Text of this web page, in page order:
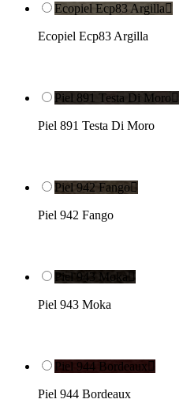
Ecopiel Ecp83 Argilla
Ecopiel Ecp83 Argilla
Piel 891 Testa Di Moro
Piel 891 Testa Di Moro
Piel 942 Fango
Piel 942 Fango
Piel 943 Moka
Piel 943 Moka
Piel 944 Bordeaux 
Piel 944 Bordeaux